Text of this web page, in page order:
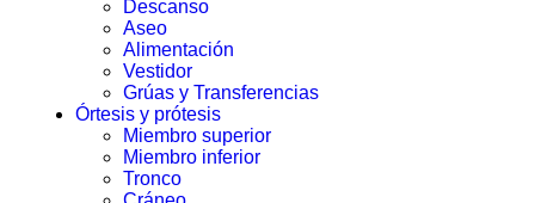
Descanso
Aseo
Alimentación
Vestidor
Grúas y Transferencias
Órtesis y prótesis
Miembro superior
Miembro inferior
Tronco